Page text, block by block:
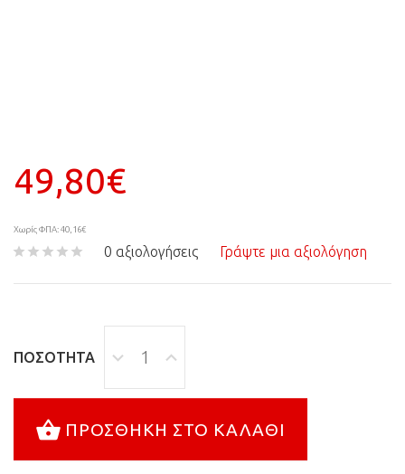
49,80€
Χωρίς ΦΠΑ: 40,16€
0 αξιολογήσεις Γράψτε μια αξιολόγηση
ΠΟΣΌΤΗΤΑ
ΠΡΟΣΘΉΚΗ ΣΤΟ ΚΑΛΆΘΙ